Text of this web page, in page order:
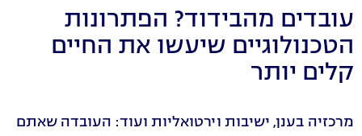
עובדים מהבידוד? הפתרונות
הטכנולוגיים שיעשו את החיים
קלים יותר
מרכזיה בענן, ישיבות וירטואליות ועוד: העובדה שאתם